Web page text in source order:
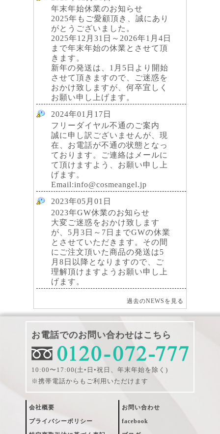
年末年始休業のお知らせ
2025年もご愛顧頂き、誠にあり
がとうございました。
2025年12月31日～2026年1月4日
まで年末年始の休業とさせて頂
きます。
新年の発送は、1月5日より開始
させて頂きますので、ご迷惑を
おかけ致しますが、何卒宜しく
お願い申し上げます。
2024年01月17日
フリーダイヤル不通のご案内
誠に申し訳ございませんが、現
在、お電話が不通の状態となっ
ております。ご連絡はメールに
て頂けますよう、お願い申し上
げます。
Email:info@cosmeangel.jp
2023年05月01日
2023年GW休業のお知らせ
大変ご迷惑をおかけ致します
が、5月3日～7日までGWの休業
とさせていただきます。その間
にご注文頂いた商品の発送は5
月8日以降となりますので、ご
理解頂けますようお願い申し上
げます。
過去のNEWSを見る
お電話でのお問い合わせはこちら
10:00〜17:00(土•日•祝日、年末年始を除く)
※携帯電話からもご利用いただけます
会社概要
プライバシーポリシー
お問い合わせ
facebook